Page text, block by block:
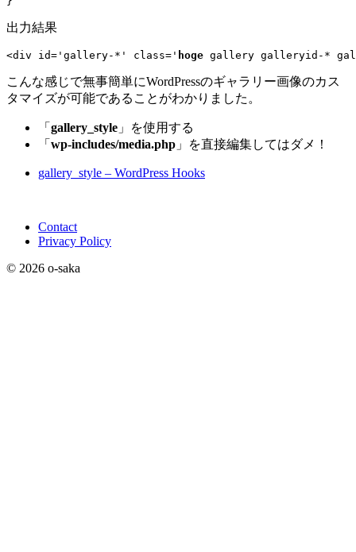
出力結果
<div id='gallery-*' class=' hoge gallery galleryid-*
こんな感じで無事簡単にWordPressのギャラリー画像のカス
タマイズが可能であることがわかりました。
「 gallery_style 」を使用する
「 wp-includes/media.php 」を直接編集してはダメ！
gallery_style – WordPress Hooks
Contact
Privacy Policy
© 2026 o-saka